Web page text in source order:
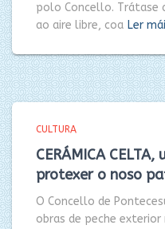
polo Concello. Trátase
ao aire libre, coa Ler
CULTURA
CERÁMICA
protexer o noso
O Concello de
obras de peche